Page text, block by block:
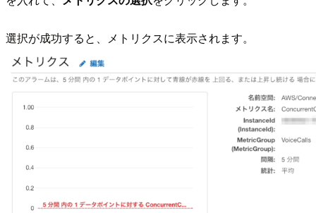
選択が成功すると、メトリクスに表示されます。